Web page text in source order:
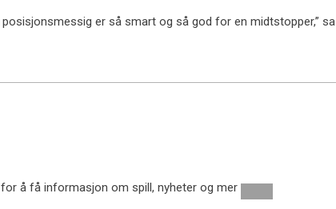
er så smart og så god for en midtstopper,” sa
å få informasjon om spill, nyheter og mer